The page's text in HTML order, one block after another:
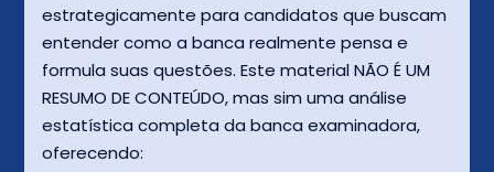
estrategicamente para candidatos que buscam
entender como a banca realmente pensa e
formula suas questões. Este material NÃO É UM
RESUMO DE CONTEÚDO, mas sim uma análise
estatística completa da banca examinadora,
oferecendo: